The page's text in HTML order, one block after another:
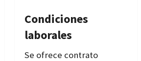
Condiciones
laborales
Se ofrece contrato